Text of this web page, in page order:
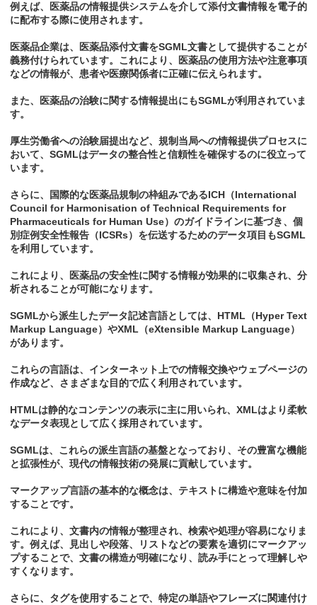
例えば、医薬品の情報提供システムを介して添付文書情報を電子的
に配布する際に使用されます。
医薬品企業は、医薬品添付文書をSGML文書として提供することが
義務付けられています。これにより、医薬品の使用方法や注意事項
などの情報が、患者や医療関係者に正確に伝えられます。
また、医薬品の治験に関する情報提出にもSGMLが利用されていま
す。
厚生労働省への治験届提出など、規制当局への情報提供プロセスに
おいて、SGMLはデータの整合性と信頼性を確保するのに役立って
います。
さらに、国際的な医薬品規制の枠組みであるICH（International
Council for Harmonisation of Technical Requirements for
Pharmaceuticals for Human Use）のガイドラインに基づき、個
別症例安全性報告（ICSRs）を伝送するためのデータ項目もSGML
を利用しています。
これにより、医薬品の安全性に関する情報が効果的に収集され、分
析されることが可能になります。
SGMLから派生したデータ記述言語としては、HTML（Hyper Text
Markup Language）やXML（eXtensible Markup Language）
があります。
これらの言語は、インターネット上での情報交換やウェブページの
作成など、さまざまな目的で広く利用されています。
HTMLは静的なコンテンツの表示に主に用いられ、XMLはより柔軟
なデータ表現として広く採用されています。
SGMLは、これらの派生言語の基盤となっており、その豊富な機能
と拡張性が、現代の情報技術の発展に貢献しています。
マークアップ言語の基本的な概念は、テキストに構造や意味を付加
することです。
これにより、文書内の情報が整理され、検索や処理が容易になりま
す。例えば、見出しや段落、リストなどの要素を適切にマークアッ
プすることで、文書の構造が明確になり、読み手にとって理解しや
すくなります。
さらに、タグを使用することで、特定の単語やフレーズに関連付け